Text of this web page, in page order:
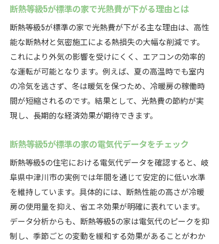
断熱等級5が標準の家で光熱費が下がる理由とは
断熱等級5が標準の家で光熱費が下がる主な理由は、高性
能な断熱材と気密施工による熱損失の大幅な削減です。
これにより外気の影響を受けにくく、エアコンの効率的
な運転が可能となります。例えば、夏の高温時でも室内
の冷気を逃さず、冬は暖気を保つため、冷暖房の稼働時
間が短縮されるのです。結果として、光熱費の節約が実
現し、長期的な経済効果が期待できます。
断熱等級5が標準の家の電気代データをチェック
断熱等級5の住宅における電気代データを確認すると、岐
阜県中津川市の実例では年間を通じて安定的に低い水準
を維持しています。具体的には、断熱性能の高さが冷暖
房の使用量を抑え、省エネ効果が明確に表れています。
データ分析からも、断熱等級5の家は電気代のピークを抑
制し、季節ごとの変動を緩和する効果があることがわか